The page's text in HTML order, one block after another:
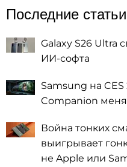
Последние статьи
Galaxy S26 Ultra
ИИ-софта
Samsung на CES
Companion
Война тонких
выигрывает
не Apple или